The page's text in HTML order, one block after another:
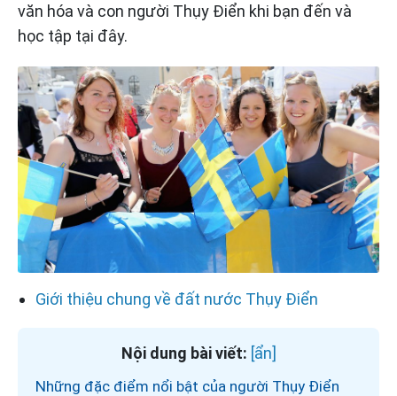
văn hóa và con người Thụy Điển khi bạn đến và
học tập tại đây.
Giới thiệu chung về đất nước Thụy Điển
Nội dung bài viết:
Những đặc điểm nổi bật của người Thụy Điển